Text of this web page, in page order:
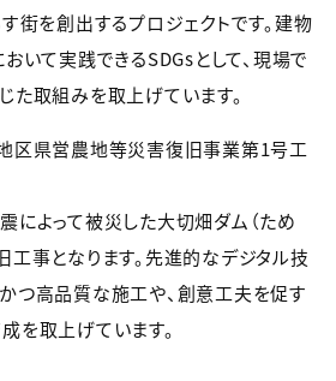
街を創出するプロジェクトです。建物
いて実践できるSDGsとして、現場で
た取組みを取上げています。
区県営農地等災害復旧事業第1号工
によって被災した大切畑ダム（ため
工事となります。先進的なデジタル技
つ高品質な施工や、創意工夫を促す
を取上げています。